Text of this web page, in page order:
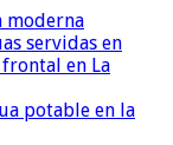
moderna
servidas en
en La
potable en la